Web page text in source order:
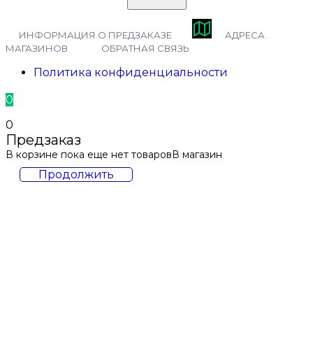
ИНФОРМАЦИЯ О ПРЕДЗАКАЗЕ
АДРЕСА
МАГАЗИНОВ
ОБРАТНАЯ СВЯЗЬ
Политика конфиденциальности
0
0
Предзаказ
В корзине пока еще нет товаровВ магазин
Продолжить